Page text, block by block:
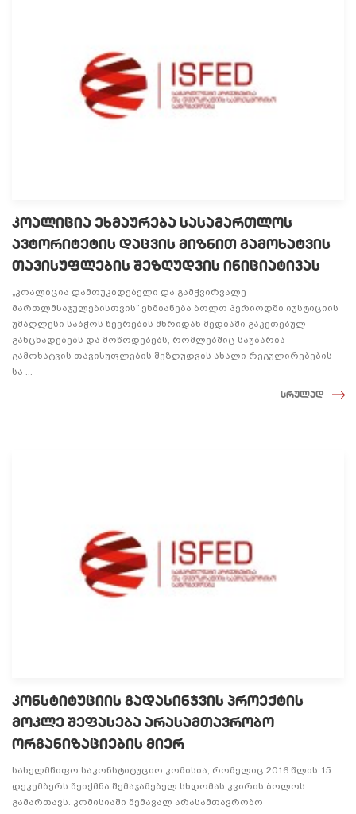
კოალიცია ეხმაურება სასამართლოს
ავტორიტეტის დაცვის მიზნით გამოხატვის
თავისუფლების შეზღუდვის ინიციატივას
„კოალიცია დამოუკიდებელი და გამჭვირვალე
მართლმსაჯულებისთვის” ეხმიანება ბოლო პერიოდში იუსტიციის
უმაღლესი საბჭოს წევრების მხრიდან მედიაში გაკეთებულ
განცხადებებს და მოწოდებებს, რომლებშიც საუბარია
გამოხატვის თავისუფლების შეზღუდვის ახალი რეგულირებების
სა ...
სრულად
კონსტიტუციის გადასინჯვის პროექტის
მოკლე შეფასება არასამთავრობო
ორგანიზაციების მიერ
სახელმწიფო საკონსტიტუციო კომისია, რომელიც 2016 წლის 15
დეკემბერს შეიქმნა შემაჯამებელ სხდომას კვირის ბოლოს
გამართავს. კომისიაში შემავალ არასამთავრობო